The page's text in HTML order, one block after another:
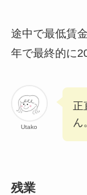
途中で最低賃
年で最終的に
Utako
正
ん
残業